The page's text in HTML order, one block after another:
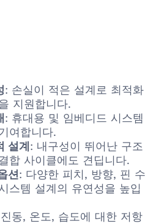
: 손실이 적은 설계로 최적화
지원합니다.
: 휴대용 및 임베디드 시스템
여합니다.
설계 : 내구성이 뛰어난 구조
합 사이클에도 견딥니다.
션: 다양한 피치, 방향, 핀 수
스템 설계의 유연성을 높입
동, 온도, 습도에 대한 저항